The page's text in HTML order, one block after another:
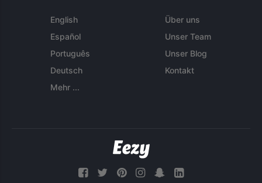
English
Español
Português
Deutsch
Mehr ...
Über uns
Unser Team
Unser Blog
Kontakt